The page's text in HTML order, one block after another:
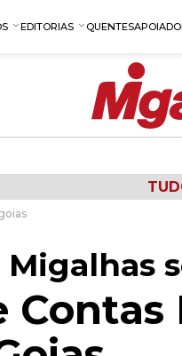
EDITORIAS QUENTES